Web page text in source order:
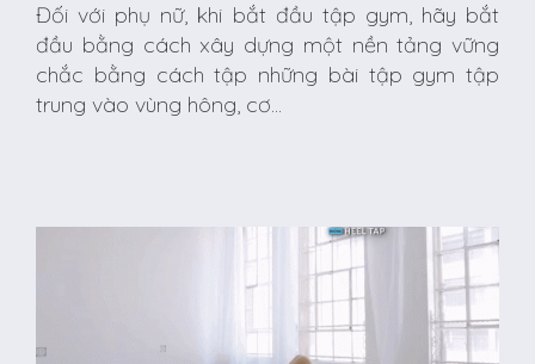
Đối với phụ nữ, khi bắt đầu tập gym, hãy bắt
đầu bằng cách xây dựng một nền tảng vững
chắc bằng cách tập những bài tập gym tập
trung vào vùng hông, cơ...